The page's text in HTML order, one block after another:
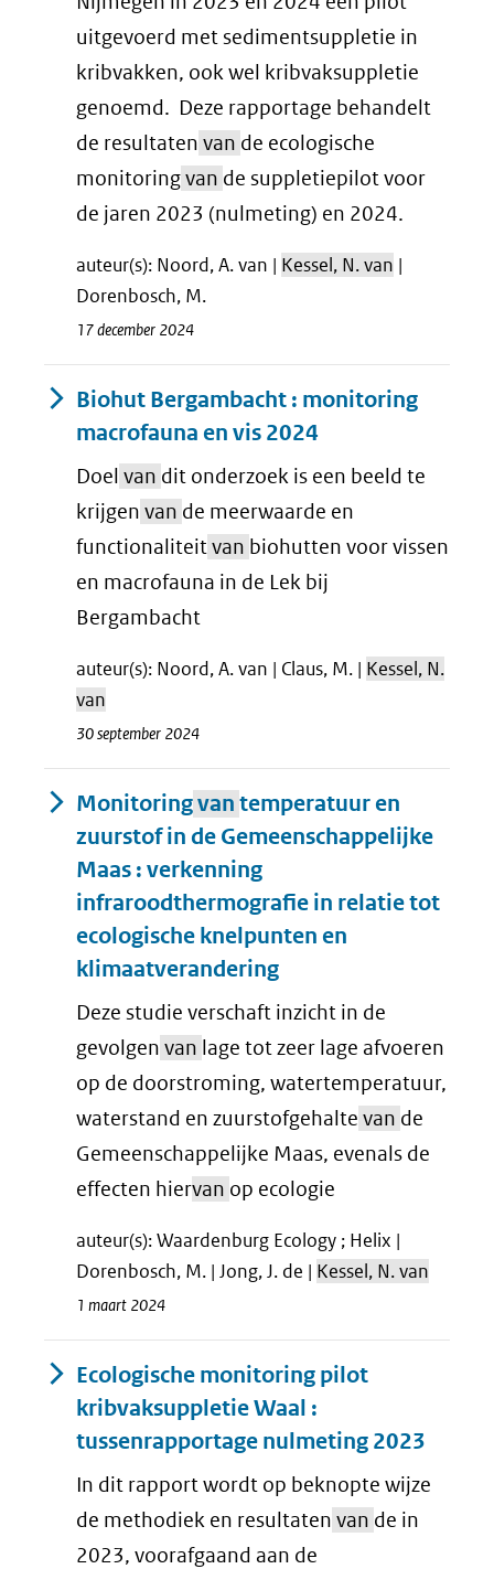
uitgevoerd met sedimentsuppletie in
kribvakken, ook wel kribvaksuppletie
genoemd. Deze rapportage behandelt
de resultaten van de ecologische
monitoringvan de suppletiepilot voor
de jaren 2023 (nulmeting) en 2024.
auteur(s): Noord, A. van | Kessel, N. van |
Dorenbosch, M.
17 december 2024
Biohut Bergambacht : monitoring
macrofauna en vis 2024
Doel van dit onderzoek is een beeld te
krijgen van de meerwaarde en
functionaliteitvan biohutten voor vissen
en macrofauna in de Lek bij
Bergambacht
auteur(s): Noord, A. van | Claus, M. | Kessel, N.
van
30 september 2024
Monitoringvan temperatuur en
zuurstof in de Gemeenschappelijke
Maas : verkenning
infraroodthermografie in relatie tot
ecologische knelpunten en
klimaatverandering
Deze studie verschaft inzicht in de
gevolgen van lage tot zeer lage afvoeren
op de doorstroming, watertemperatuur,
waterstand en zuurstofgehalte van de
Gemeenschappelijke Maas, evenals de
effecten hiervan op ecologie
auteur(s): Waardenburg Ecology ; Helix |
Dorenbosch, M. | Jong, J. de | Kessel, N. van
1 maart 2024
Ecologische monitoring pilot
kribvaksuppletie Waal :
tussenrapportage nulmeting 2023
In dit rapport wordt op beknopte wijze
de methodiek en resultaten van de in
2023, voorafgaand aan de